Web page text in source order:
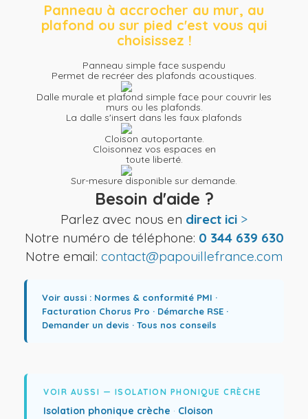
Panneau à accrocher au mur, au
plafond ou sur pied c'est vous qui
choisissez !
Panneau simple face suspendu
Permet de recréer des plafonds acoustiques.
Dalle murale et plafond simple face pour couvrir les
murs ou les plafonds.
La dalle s'insert dans les faux plafonds
Cloison autoportante.
Cloisonnez vos espaces en
toute liberté.
Sur-mesure disponible sur demande.
Besoin d'aide ?
Parlez avec nous en direct ici >
Notre numéro de téléphone: 0 344 639 630
Notre email: contact@papouillefrance.com
Voir aussi : Normes & conformité PMI ·
Facturation Chorus Pro · Démarche RSE ·
Demander un devis · Tous nos conseils
VOIR AUSSI — ISOLATION PHONIQUE CRÈCHE
Isolation phonique crèche · Cloison